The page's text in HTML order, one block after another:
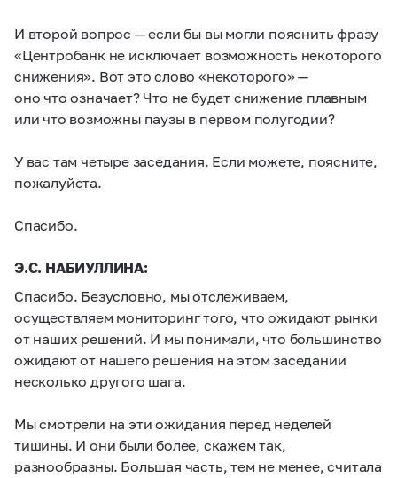
И второй вопрос — если бы вы могли пояснить фразу
«Центробанк не исключает возможность некоторого
снижения». Вот это слово «некоторого» —
оно что означает? Что не будет снижение плавным
или что возможны паузы в первом полугодии?
У вас там четыре заседания. Если можете, поясните,
пожалуйста.
Спасибо.
Э.С. НАБИУЛЛИНА:
Спасибо. Безусловно, мы отслеживаем,
осуществляем мониторинг того, что ожидают рынки
от наших решений. И мы понимали, что большинство
ожидают от нашего решения на этом заседании
несколько другого шага.
Мы смотрели на эти ожидания перед неделей
тишины. И они были более, скажем так,
разнообразны. Большая часть, тем не менее, считала